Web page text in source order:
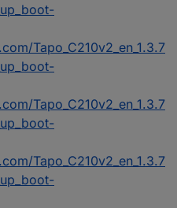
Tapo_C210v2_en_1.3.7
Tapo_C210v2_en_1.3.7
Tapo_C210v2_en_1.3.7